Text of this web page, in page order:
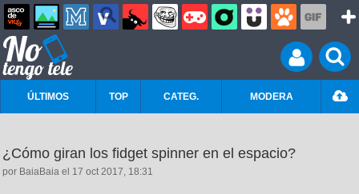
ÚLTIMOS TOP CATEG. MODERA
¿Cómo giran los fidget spinner en el espacio?
por BaiaBaia el 17 oct 2017, 18:31